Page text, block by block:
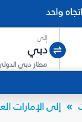
اتجاه واحد
إلى
مطار دبي
إلى الإمارات